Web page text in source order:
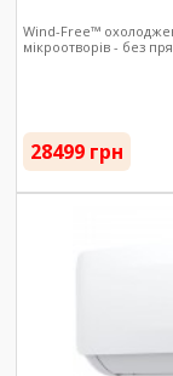
Wind-Free™
мікроотворів - без
28499 грн